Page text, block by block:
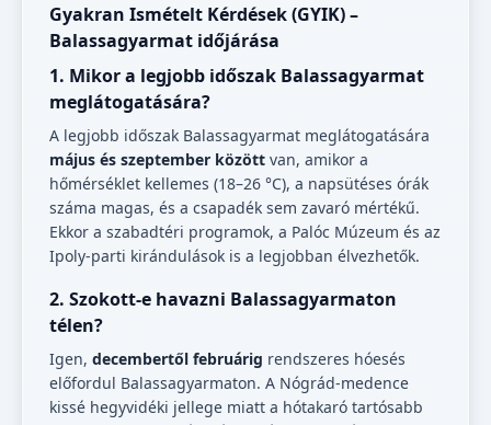
Gyakran Ismételt Kérdések (GYIK) –
Balassagyarmat időjárása
1. Mikor a legjobb időszak Balassagyarmat
meglátogatására?
A legjobb időszak Balassagyarmat meglátogatására
május és szeptember között van, amikor a
hőmérséklet kellemes (18–26 °C), a napsütéses órák
száma magas, és a csapadék sem zavaró mértékű.
Ekkor a szabadtéri programok, a Palóc Múzeum és az
Ipoly-parti kirándulások is a legjobban élvezhetők.
2. Szokott-e havazni Balassagyarmaton
télen?
Igen, decembertől februárig rendszeres hóesés
előfordul Balassagyarmaton. A Nógrád-medence
kissé hegyvidéki jellege miatt a hótakaró tartósabb